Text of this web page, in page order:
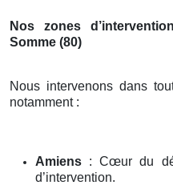
Nos zones
Somme (80)
Nous intervenons dans
notamment :
Amiens : Cœur du
d’intervention.